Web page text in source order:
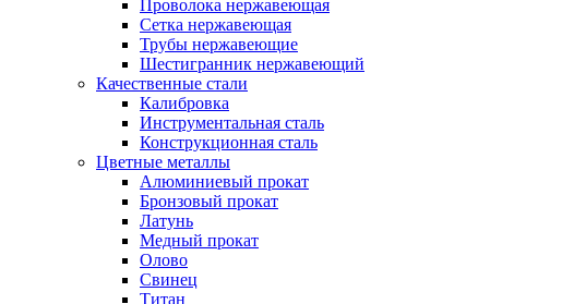
Проволока нержавеющая
Сетка нержавеющая
Трубы нержавеющие
Шестигранник нержавеющий
Качественные стали
Калибровка
Инструментальная сталь
Конструкционная сталь
Цветные металлы
Алюминиевый прокат
Бронзовый прокат
Латунь
Медный прокат
Олово
Свинец
Титан